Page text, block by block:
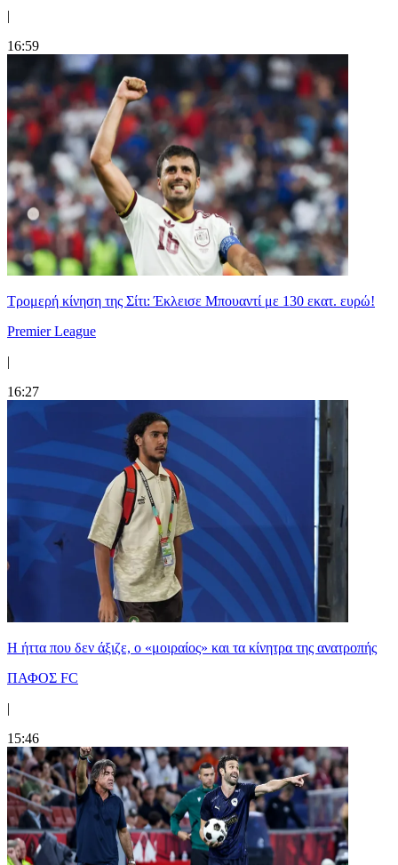
|
16:59
Τρομερή κίνηση της Σίτι: Έκλεισε Μπουαντί με 130 εκατ. ευρώ!
Premier League
|
16:27
Η ήττα που δεν άξιζε, ο «μοιραίος» και τα κίνητρα της ανατροπής
ΠΑΦΟΣ FC
|
15:46